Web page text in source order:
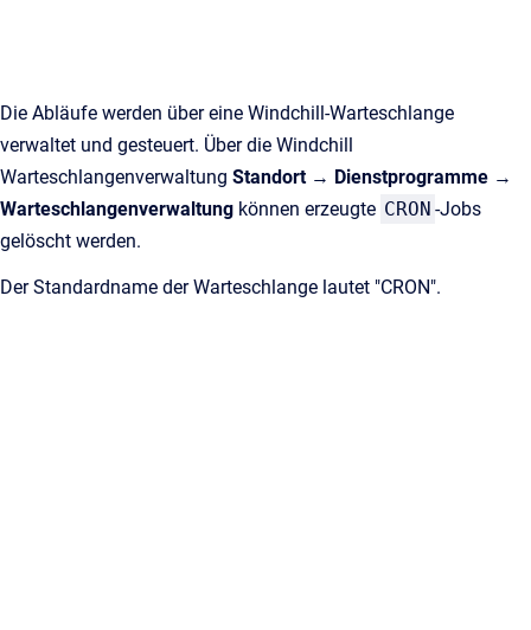
Die Abläufe werden über eine Windchill-Warteschlange
verwaltet und gesteuert. Über die Windchill
Warteschlangenverwaltung Standort→ Dienstprogramme →
Warteschlangenverwaltung können erzeugte CRON -Jobs
gelöscht werden.
Der Standardname der Warteschlange lautet "CRON".